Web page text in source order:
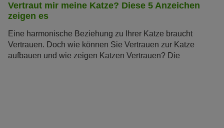
Vertraut mir meine Katze? Diese 5 Anzeichen
zeigen es
Eine harmonische Beziehung zu Ihrer Katze braucht
Vertrauen. Doch wie können Sie Vertrauen zur Katze
aufbauen und wie zeigen Katzen Vertrauen? Die